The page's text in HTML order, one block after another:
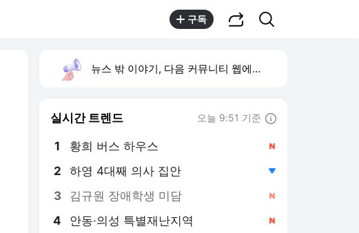
구독
뉴스 밖 이야기, 다음 커뮤니티 웹에서 보기
실시간 트렌드 오늘 9:51 기준
1 황희 버스 하우스
2 하영 4대째 의사 집안
3 김규원 장애학생 미담
4 안동·의성 특별재난지역